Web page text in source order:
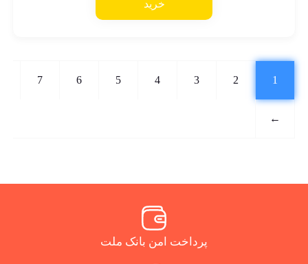
خرید
1
2
3
4
5
6
7
←
پرداخت امن بانک ملت